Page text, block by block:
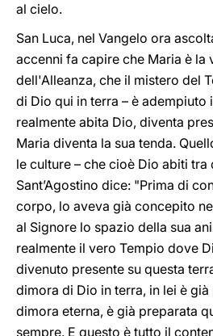
al cielo.
San Luca, nel Vangelo ora
accenni fa capire che Maria è la
dell'Alleanza, che il mistero del
di Dio qui in terra – è adempiuto
realmente abita Dio, diventa
Maria diventa la sua tenda.
le culture – che cioè Dio abiti tra
Sant’Agostino dice: "Prima di
corpo, lo aveva già concepito
al Signore lo spazio della sua
realmente il vero Tempio dove
divenuto presente su questa
dimora di Dio in terra, in lei è già
dimora eterna, è già preparata
sempre. E questo è tutto il